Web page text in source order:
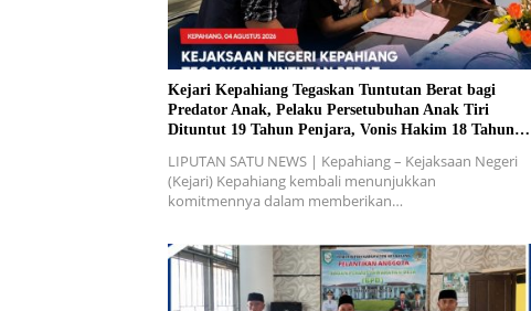
Kejari Kepahiang Tegaskan Tuntutan Berat bagi
Predator Anak, Pelaku Persetubuhan Anak Tiri
Dituntut 19 Tahun Penjara, Vonis Hakim 18 Tahun
LIPUTAN SATU NEWS | Kepahiang – Kejaksaan Negeri
(Kejari) Kepahiang kembali menunjukkan
komitmennya dalam memberikan…